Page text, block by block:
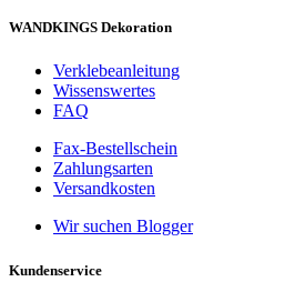
WANDKINGS Dekoration
Verklebeanleitung
Wissenswertes
FAQ
Fax-Bestellschein
Zahlungsarten
Versandkosten
Wir suchen Blogger
Kundenservice